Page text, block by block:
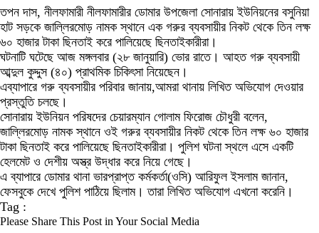
তপন দাস, নীলফামারী নীলফামারীর ডোমার উপজেলা সোনারায় ইউনিয়নের বসুনিয়া
হাট সড়কে জাল্লিরমোড় নামক স্থানে এক গরুর ব্যবসায়ীর নিকট থেকে তিন লক্ষ
৬০ হাজার টাকা ছিনতাই করে পালিয়েছে ছিনতাইকারীরা।
ঘটনাটি ঘটেছে আজ মঙ্গলবার (২৮ জানুয়ারি) ভোর রাতে। আহত গরু ব্যবসায়ী
আব্দুল কুদ্দুস (৪০) প্রাথমিক চিকিৎসা নিয়েছেন।
এব্যাপারে গরু ব্যবসায়ীর পরিবার জানায়,আমরা থানায় লিখিত অভিযোগ দেওয়ার
প্রস্তুতি চলছে।
সোনারায় ইউনিয়ন পরিষদের চেয়ারম্যান গোলাম ফিরোজ চৌধুরী বলেন,
জাল্লিরমোড় নামক স্থানে ওই গরুর ব্যবসায়ীর নিকট থেকে তিন লক্ষ ৬০ হাজার
টাকা ছিনতাই করে পালিয়েছে ছিনতাইকারীরা। পুলিশ ঘটনা স্থলে এসে একটি
হেলমেট ও দেশীয় অস্ত্র উদ্ধার করে নিয়ে গেছে।
এ ব্যাপারে ডোমার থানা ভারপ্রাপ্ত কর্মকর্তা(ওসি) আরিফুল ইসলাম জানান,
ফেসবুকে দেখে পুলিশ পাঠিয়ে ছিলাম। তারা লিখিত অভিযোগ এখনো করেনি।
Tag :
Please Share This Post in Your Social Media